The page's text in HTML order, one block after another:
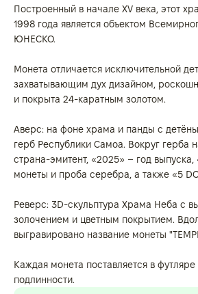
Построенный в начале XV века, этот
1998 года является объектом
ЮНЕСКО.
Монета отличается исключительной
захватывающим дух дизайном,
и покрыта 24-каратным золотом.
Аверс: на фоне храма и панды с
герб Республики Самоа. Вокруг герба
страна-эмитент, «2025» – год
монеты и проба серебра, а также «5
Реверс: 3D-скульптура Храма Неба с
золочением и цветным покрытием.
выгравировано название монеты
Каждая монета поставляется в
подлинности.